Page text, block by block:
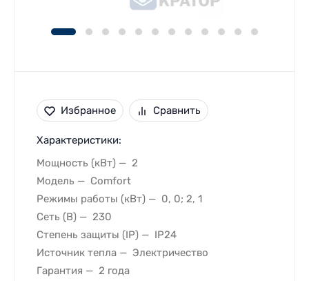
Избранное Сравнить
Характеристики:
Мощность (кВт)
2
Модель
Comfort
Режимы работы (кВт)
0, 0; 2, 1
Сеть (В)
230
Степень защиты (IP)
IP24
Источник тепла
Электричество
Гарантия
2 года